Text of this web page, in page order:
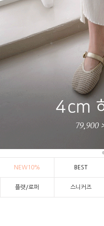
NEW10% BEST
플랫/로퍼 스니커즈